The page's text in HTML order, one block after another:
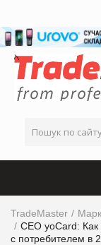
TradeMaster
CEO yoCard:
с потребителем в